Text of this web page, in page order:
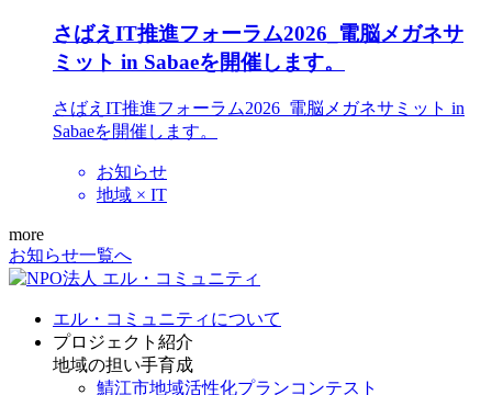
さばえIT推進フォーラム2026_電脳メガネサ
ミット in Sabaeを開催します。
さばえIT推進フォーラム2026_電脳メガネサミット in
Sabaeを開催します。
お知らせ
地域 × IT
more
お知らせ一覧へ
エル・コミュニティについて
プロジェクト紹介
地域の担い手育成
鯖江市地域活性化プランコンテスト